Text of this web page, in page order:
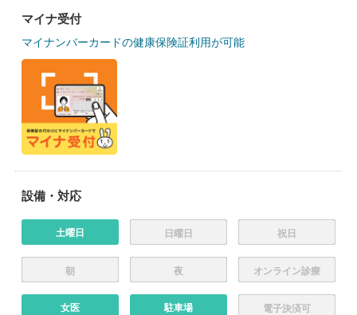
マイナ受付
マイナンバーカードの健康保険証利用が可能
設備・対応
土曜日 日曜日 祝日
朝 夜 オンライン診療
女医 駐車場 電子決済可